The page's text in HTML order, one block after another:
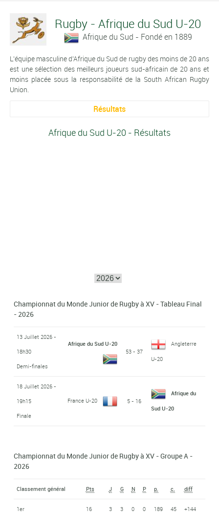
Rugby - Afrique du Sud U-20
Afrique du Sud - Fondé en 1889
L'équipe masculine d'Afrique du Sud de rugby des moins de 20 ans
est une sélection des meilleurs joueurs sud-africain de 20 ans et
moins placée sous la responsabilité de la South African Rugby
Union.
Résultats
Afrique du Sud U-20 - Résultats
Championnat du Monde Junior de Rugby à XV - Tableau Final
- 2026
13 Juillet 2026 -
18h30
Demi-finales
Afrique du Sud U-20
53 - 37
Angleterre
U-20
18 Juillet 2026 -
19h15
Finale
France U-20 5 - 16
Afrique du
Sud U-20
Championnat du Monde Junior de Rugby à XV - Groupe A -
2026
Classement général Pts J G N P p. c. diff
1er 16 3 3 0 0 189 45 +144